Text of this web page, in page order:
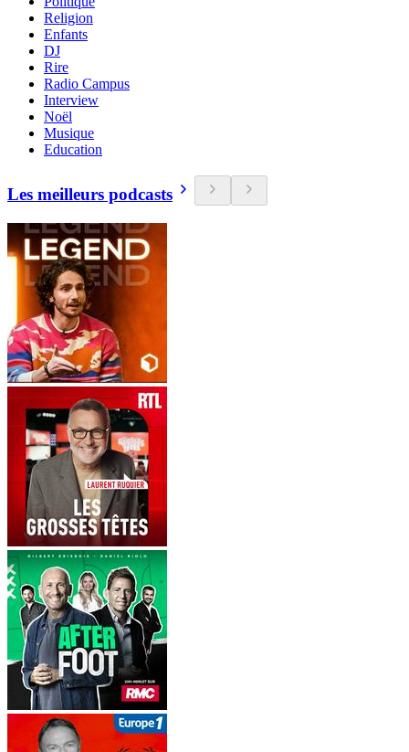
Religion
Enfants
DJ
Rire
Radio Campus
Interview
Noël
Musique
Education
Les meilleurs podcasts